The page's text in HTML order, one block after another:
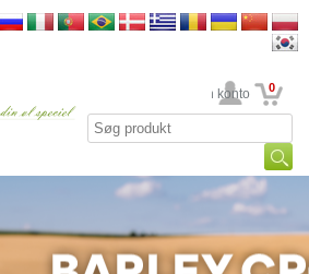
din konto 0